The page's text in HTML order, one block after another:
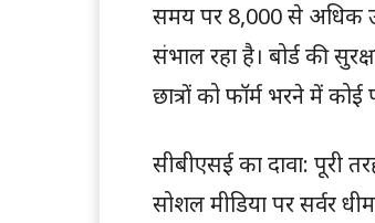
समय पर 8,000 से अधिक
संभाल रहा है। बोर्ड की
छात्रों को फॉर्म भरने में
सीबीएसई का दावा: पूरी
सोशल मीडिया पर सर्वर